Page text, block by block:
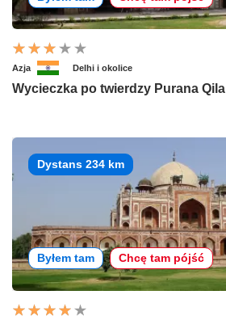
Azja Delhi i okolice
Wycieczka po twierdzy Purana Qila
Dystans 234 km
Byłem tam Chcę tam pójść